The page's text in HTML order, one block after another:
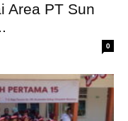
Area PT Sun
0